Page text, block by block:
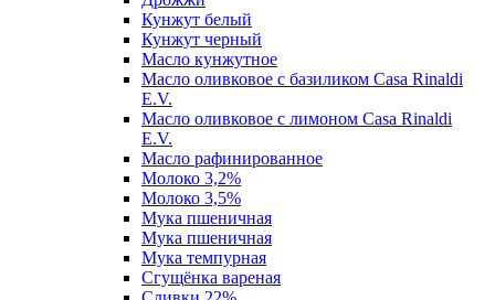
Кунжут белый
Кунжут черный
Масло кунжутное
Масло оливковое с базиликом Casa Rinaldi
E.V.
Масло оливковое с лимоном Casa Rinaldi
E.V.
Масло рафинированное
Молоко 3,2%
Молоко 3,5%
Мука пшеничная
Мука пшеничная
Мука темпурная
Сгущёнка вареная